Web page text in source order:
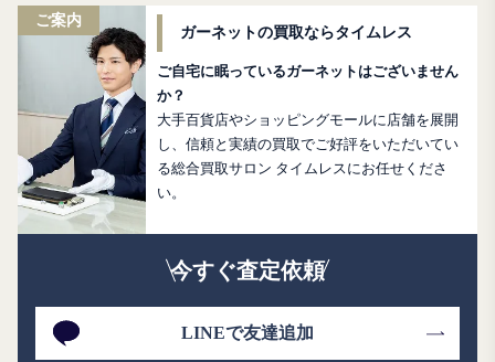
ご案内
ガーネットの買取ならタイムレス
ご自宅に眠っているガーネットはございません
か？
大手百貨店やショッピングモールに店舗を展開
し、信頼と実績の買取でご好評をいただいてい
る総合買取サロン タイムレスにお任せくださ
い。
今すぐ査定依頼
LINEで友達追加